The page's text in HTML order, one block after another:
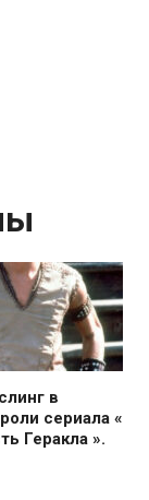
в
сериала «
Геракла ».